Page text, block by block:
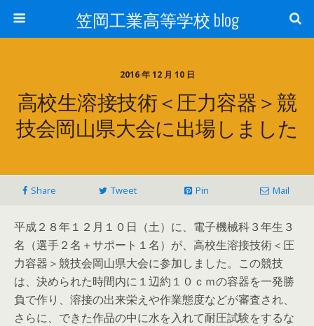
笠岡工業高等学校 blog
2016 年 12 月 10 日
高校生溶接技術＜圧力容器＞競
技会岡山県大会に出場しました
Share Tweet Pin Mail
平成２８年１２月１０日（土）に、電子機械科３年生３
名（選手２名＋サポート１名）が、高校生溶接技術＜圧
力容器＞競技会岡山県大会に参加しました。この競技
は、決められた時間内に１辺約１０ｃｍの容器を一発勝
負で作り、溶接の出来栄えや作業態度などが審査され、
さらに、できた作品の中に水を入れて耐圧試験をするな